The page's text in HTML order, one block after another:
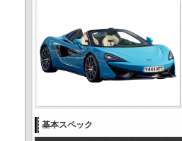
基本スペック